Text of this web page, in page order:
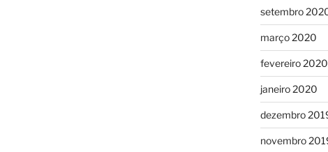
setembro
março 2020
fevereiro 2020
janeiro 2020
dezembro
novembro